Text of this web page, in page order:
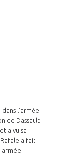
l’armée
de Dassault
a vu sa
a fait